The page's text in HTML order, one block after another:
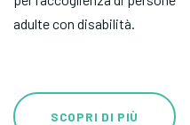
adulte con disabilità.
SCOPRI DI PIÙ